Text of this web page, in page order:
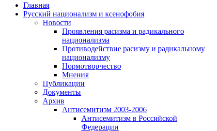
Главная
Русский национализм и ксенофобия
Новости
Проявления расизма и радикального
национализма
Противодействие расизму и радикальному
национализму
Нормотворчество
Мнения
Публикации
Документы
Архив
Антисемитизм 2003-2006
Антисемитизм в Российской
Федерации